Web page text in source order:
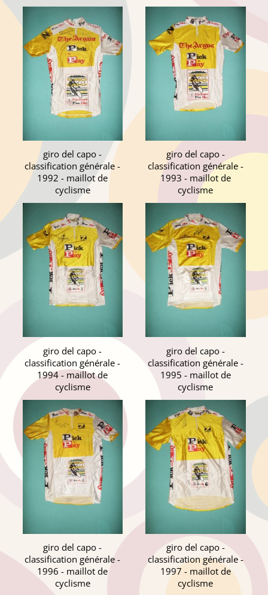
giro del capo -
classification générale -
1992 - maillot de
cyclisme
giro del capo -
classification générale -
1993 - maillot de
cyclisme
giro del capo -
classification générale -
1994 - maillot de
cyclisme
giro del capo -
classification générale -
1995 - maillot de
cyclisme
giro del capo -
classification générale -
1996 - maillot de
cyclisme
giro del capo -
classification générale -
1997 - maillot de
cyclisme